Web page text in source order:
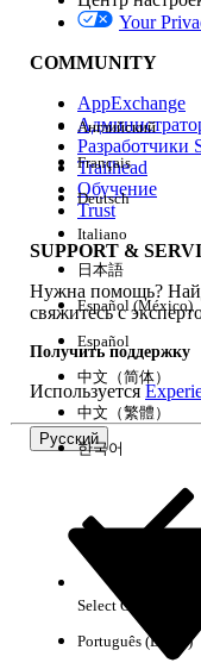
Версия
Возможности
Your
COMMUNITY
AppExchange
Разработчики
Trailhead
Обучение
Trust
SUPPORT &
Нужна помощь?
свяжитесь с
Получить поддержку
Используется
Русский
Английский
Français
Deutsch
Italiano
日本語
Español (México)
Español
中文（简体）
中文（繁體）
한국어
Select Org
Português (Brasil)